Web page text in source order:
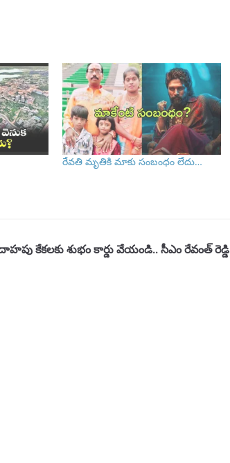
రేవతి మృ‌తికి మాకు సంబంధం లేదు…
కేకలకు శుభం కార్డు వేయండి.. సీఎం రేవంత్ రెడ్డి